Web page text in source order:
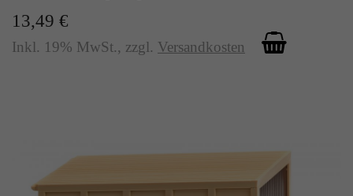
13,49 €
Inkl. 19% MwSt., zzgl. Versandkosten